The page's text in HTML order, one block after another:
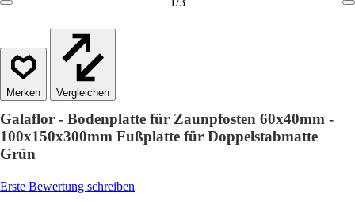
Vergleichen
Galaflor - Bodenplatte für Zaunpfosten 60x40mm -
100x150x300mm Fußplatte für Doppelstabmatte
Grün
Erste Bewertung schreiben